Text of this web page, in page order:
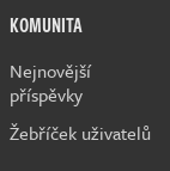
KOMUNITA
Nejnovější
příspěvky
Žebříček uživatelů